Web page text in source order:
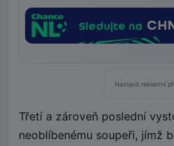
Nastavit reklamní
Třetí a zároveň poslední
neoblíbenému soupeři, jímž